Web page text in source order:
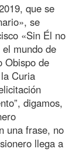
que se
se
«Sin Él no
mundo de
Obispo de
Curia
digamos,
una frase, no
llega a